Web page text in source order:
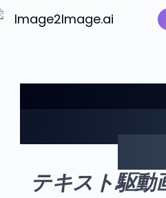
Image2Image.ai
ツール AI画像スイート
編集内容を
んな写真の
に
テキスト駆動